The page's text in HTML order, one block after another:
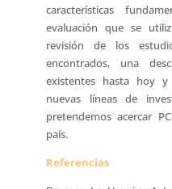
características
evaluación que se
revisión de los
encontrados, una
existentes hasta hoy y
nuevas líneas de
pretendemos acercar
país.
Referencias